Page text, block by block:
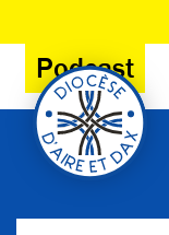
Podcast